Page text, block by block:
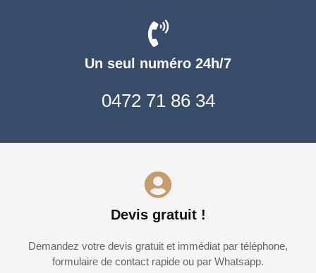
Un seul numéro 24h/7
0472 71 86 34
Devis gratuit !
Demandez votre devis gratuit et immédiat par téléphone,
formulaire de contact rapide ou par Whatsapp.